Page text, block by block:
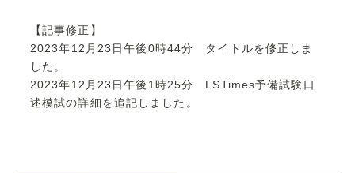
【記事修正】
2023年12月23日午後0時44分 タイトルを修正しま
した。
2023年12月23日午後1時25分 LSTimes予備試験口
述模試の詳細を追記しました。